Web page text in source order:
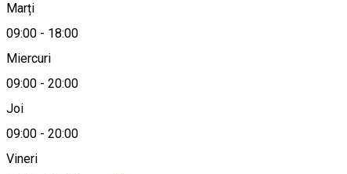
Marți
09:00 - 18:00
Miercuri
09:00 - 20:00
Joi
09:00 - 20:00
Vineri
Hartă